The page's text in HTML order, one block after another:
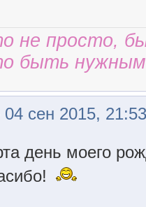
не просто,
быть
сен 2015, 21:53
день моего